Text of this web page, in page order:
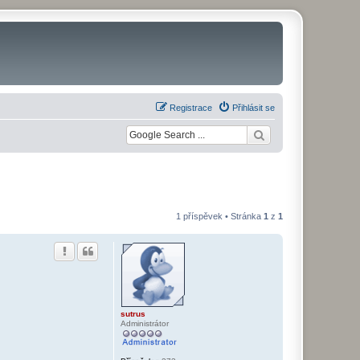
Přihlásit se
Registrace
1 příspěvek • Stránka 1 z 1
sutrus
Administrátor